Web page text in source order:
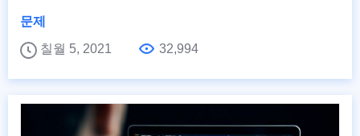
문제
칠월 5, 2021
32,994